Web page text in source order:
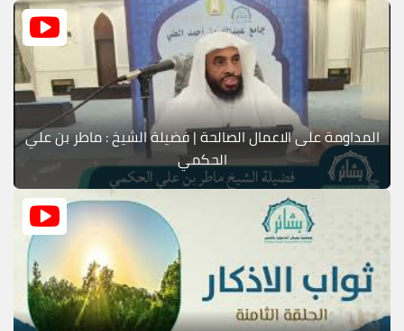
المداومة على الاعمال الصالحة | فضيلة الشيخ : ماطر بن علي
الحكمي